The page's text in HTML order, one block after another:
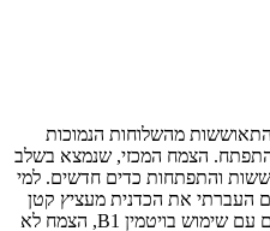
מהשלוחות הנמוכות
הצמח המכזי, שנמצא בשלב
והתפתחות כדים חדשים. למי
העברתי את הכדנית מעציץ קטן
לעציץ גדול, תוך הפרעה לשורשים. גם עם שימוש בויטמין B1, הצמח לא